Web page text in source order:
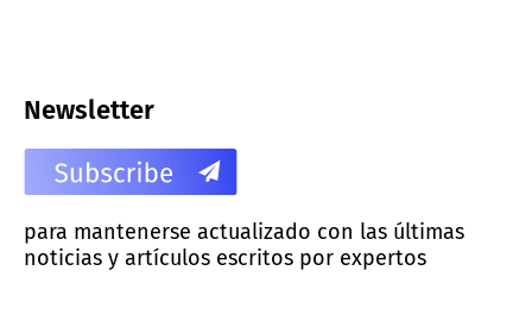
Newsletter
para mantenerse actualizado con las últimas
noticias y artículos escritos por expertos